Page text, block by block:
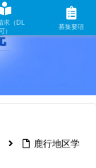
鹿行地区学
求（DL
）
募集要項